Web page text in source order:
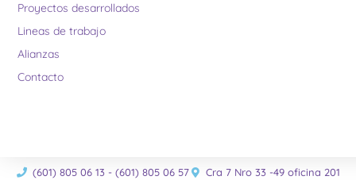
Proyectos desarrollados
Lineas de trabajo
Alianzas
Contacto
(601) 805 06 13 - (601) 805 06 57
Cra 7 Nro 33 -49 oficina 201